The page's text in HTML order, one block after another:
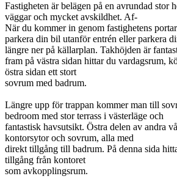
Fastigheten är belägen på en avrundad stor
väggar och mycket avskildhet. Af-
När du kommer in genom fastighetens
parkera din bil utanför entrén eller parkera
längre ner på källarplan. Takhöjden är
fram på västra sidan hittar du vardagsrum,
östra sidan ett stort
sovrum med badrum.
Längre upp för trappan kommer man till
bedroom med stor terrass i västerläge och
fantastisk havsutsikt. Östra delen av andra
kontorsytor och sovrum, alla med
direkt tillgång till badrum. På denna sida
tillgång från kontoret
som avkopplingsrum.